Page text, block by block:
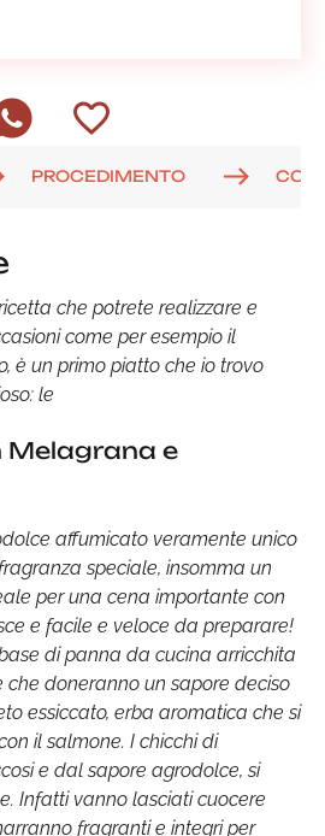
PROCEDIMENTO
che potrete realizzare e
come per esempio il
è un primo piatto che io trovo
le
Melagrana e
affumicato veramente unico
speciale, insomma un
per una cena importante con
e facile e veloce da preparare!
di panna da cucina arricchita
doneranno un sapore deciso
essiccato, erba aromatica che si
il salmone. I chicchi di
e dal sapore agrodolce, si
Infatti vanno lasciati cuocere
fragranti e integri per